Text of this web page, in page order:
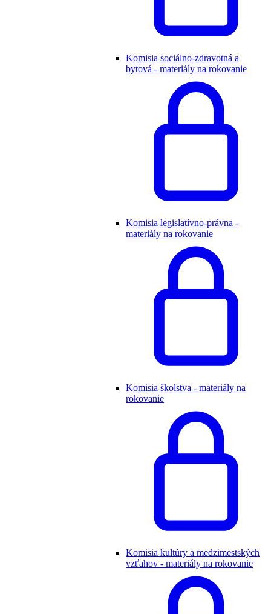
Komisia sociálno-zdravotná a
bytová - materiály na rokovanie
Komisia legislatívno-právna -
materiály na rokovanie
Komisia školstva - materiály na
rokovanie
Komisia kultúry a medzimestských
vzťahov - materiály na rokovanie